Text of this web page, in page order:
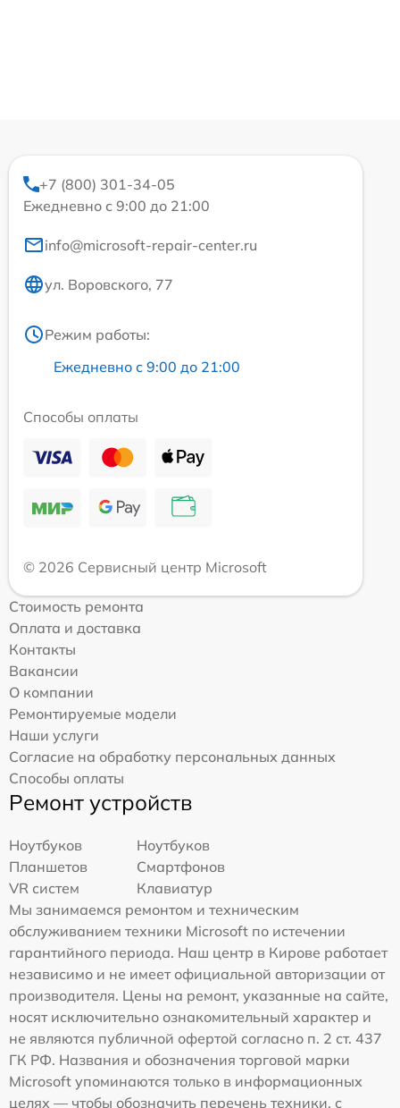
+7 (800) 301-34-05
Ежедневно с 9:00 до 21:00
info@microsoft-repair-center.ru
ул. Воровского, 77
Режим работы:
Ежедневно с 9:00 до 21:00
Способы оплаты
© 2026 Сервисный центр Microsoft
Стоимость ремонта
Оплата и доставка
Контакты
Вакансии
О компании
Ремонтируемые модели
Наши услуги
Согласие на обработку персональных данных
Способы оплаты
Ремонт устройств
Ноутбуков
Ноутбуков
Планшетов
Смартфонов
VR систем
Клавиатур
Мы занимаемся ремонтом и техническим
обслуживанием техники Microsoft по истечении
гарантийного периода. Наш центр в Кирове работает
независимо и не имеет официальной авторизации от
производителя. Цены на ремонт, указанные на сайте,
носят исключительно ознакомительный характер и
не являются публичной офертой согласно п. 2 ст. 437
ГК РФ. Названия и обозначения торговой марки
Microsoft упоминаются только в информационных
целях — чтобы обозначить перечень техники, с